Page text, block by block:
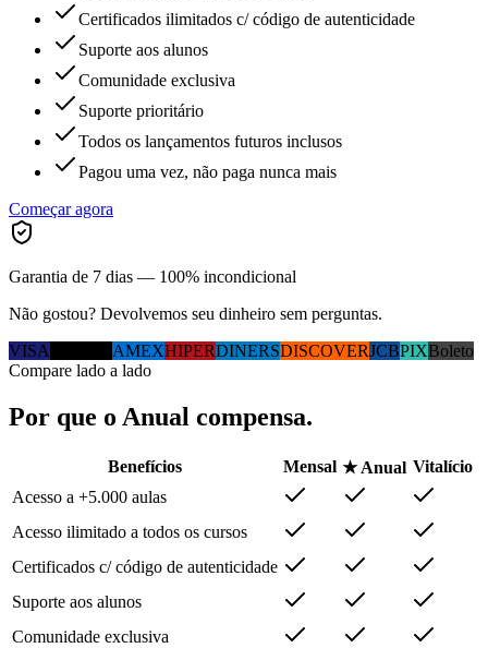
Certificados ilimitados c/ código de autenticidade
Suporte aos alunos
Comunidade exclusiva
Suporte prioritário
Todos os lançamentos futuros inclusos
Pagou uma vez, não paga nunca mais
Começar agora
Garantia de 7 dias — 100% incondicional
Não gostou? Devolvemos seu dinheiro sem perguntas.
VISA
AMEXHIPERDINERSDISCOVERJCBPIXBoleto
Compare lado a lado
Por que o Anual compensa.
Benefícios Mensal ★ Anual Vitalício
Acesso a +5.000 aulas
Acesso ilimitado a todos os cursos
Certificados c/ código de autenticidade
Suporte aos alunos
Comunidade exclusiva